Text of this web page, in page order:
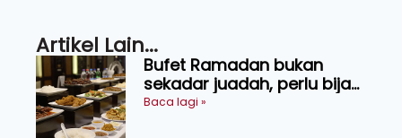
Artikel Lain...
Bufet Ramadan bukan
sekadar juadah, perlu bijak
memilih dan selamat
Baca lagi »